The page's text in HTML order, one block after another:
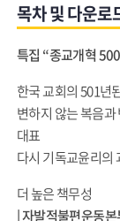
목차 및 다운로
특집 “종교개혁
한국 교회의 501년
변하지 않는 복음
대표
다시 기독교윤리의
더 높은 책무성
| 자발적불편운동본